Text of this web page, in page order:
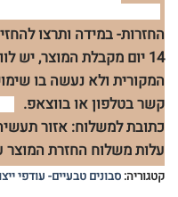
החזרות- במידה ותרצו
14 יום מקבלת המוצר, יש
המקורית ולא נעשה בו
קשר בטלפון או בווצאפ.
כתובת למשלוח: אזור תעשיה בני
עלות משלוח החזרת המוצר
קטגוריה:סבונים טבעיים- עודפי